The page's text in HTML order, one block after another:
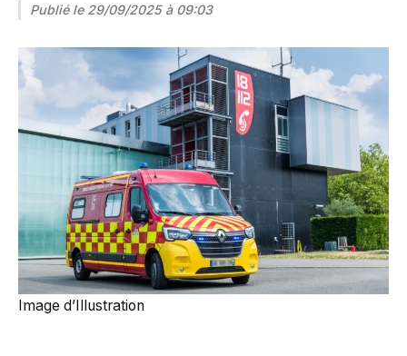
Publié le 29/09/2025 à 09:03
Image d’Illustration